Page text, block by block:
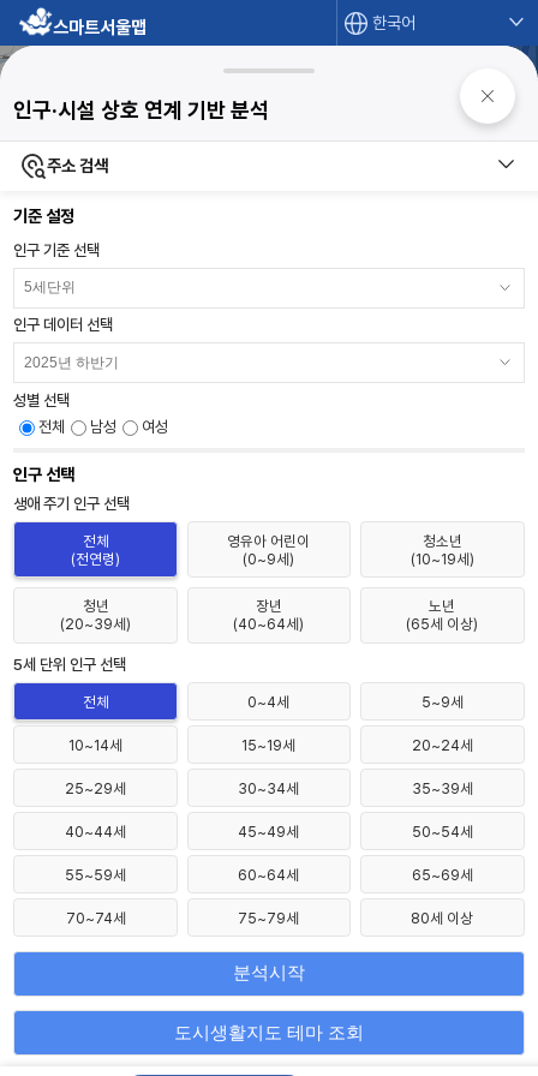
스마트서울맵 한국어
인구·시설 상호 연계 기반 분석
주소 검색
기준 설정
인구 기준 선택
인구 데이터 선택
성별 선택
전체
남성 여성
인구 선택
생애 주기 인구 선택
인구 선택
전체
(전연령)
영유아 어린이
(0~9세)
청소년
(10~19세)
청년
(20~39세)
장년
(40~64세)
노년
(65세 이상)
5세 단위 인구 선택
인구 선택
전체 0~4세 5~9세
10~14세 15~19세 20~24세
25~29세 30~34세 35~39세
40~44세 45~49세 50~54세
55~59세 60~64세 65~69세
70~74세 75~79세 80세 이상
분석시작
도시생활지도 테마 조회
서울특별시 중구 세종대로 110 (04524)
지도범례
Lv 12